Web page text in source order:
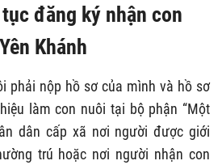
đăng ký nhận con
Khánh
phải nộp hồ sơ của mình và hồ sơ
làm con nuôi tại bộ phận “Một
dân cấp xã nơi người được giới
trú hoặc nơi người nhận con